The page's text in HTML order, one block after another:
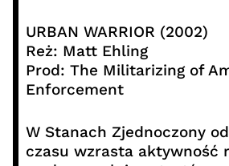
URBAN WARRIOR (2002)
Reż: Matt Ehling
Prod: The Militarizing of
Enforcement
W Stanach Zjednoczony
czasu wzrasta aktywność